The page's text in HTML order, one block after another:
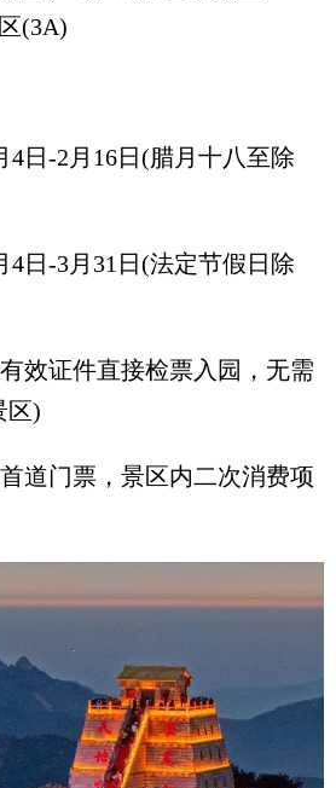
(3A)
-2月16日(腊月十八至除
-3月31日(法定节假日除
证件直接检票入园，无需
区)
门票，景区内二次消费项